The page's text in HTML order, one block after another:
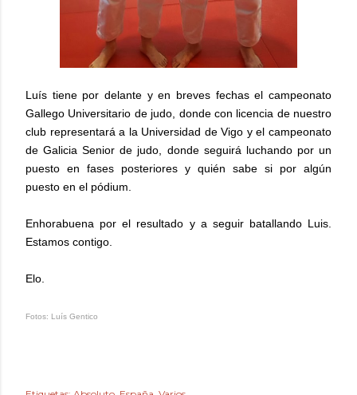
Luís tiene por delante y en breves fechas el campeonato
Gallego Universitario de judo, donde con licencia de nuestro
club representará a la Universidad de Vigo y el campeonato
de Galicia Senior de judo, donde seguirá luchando por un
puesto en fases posteriores y quién sabe si por algún
puesto en el pódium.
Enhorabuena por el resultado y a seguir batallando Luis.
Estamos contigo.
Elo.
Fotos: Luís Gentico